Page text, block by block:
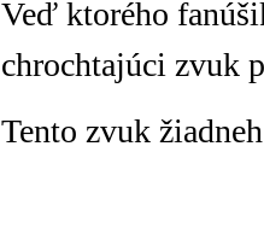
Veď ktorého
chrochtajúci zvuk
Tento zvuk